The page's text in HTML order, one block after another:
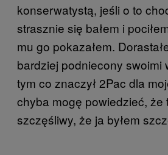
konserwatystą, jeśli o to
strasznie się bałem i
mu go pokazałem.
bardziej podniecony swoimi
tym co znaczył 2Pac dla
chyba mogę powiedzieć, że
szczęśliwy, że ja byłem